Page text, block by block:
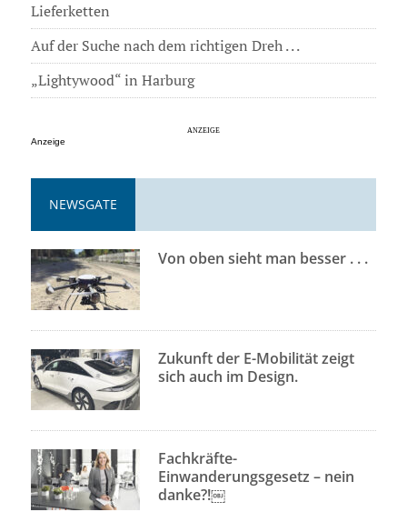
Lieferketten
Auf der Suche nach dem richtigen Dreh . . .
„Lightywood“ in Harburg
Anzeige
NEWSGATE
Von oben sieht man besser . . .
Zukunft der E-Mobilität zeigt
sich auch im Design.
Fachkräfte-
Einwanderungsgesetz – nein
danke?!￼